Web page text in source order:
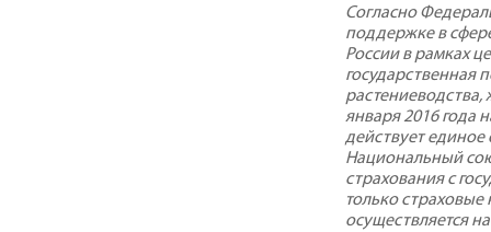
Согласно
поддержке в
России в рамках
государственная
растениеводства,
января 2016 года
действует
Национальный
страхования с
только
осуществляется